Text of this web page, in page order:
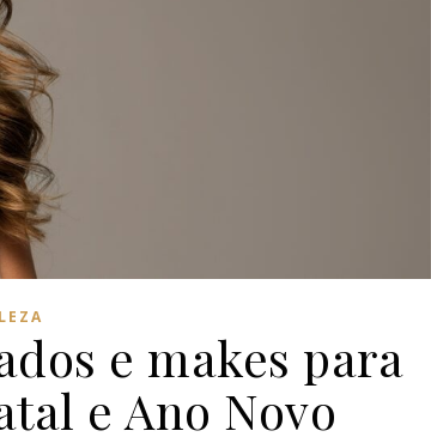
e makes para
e Ano Novo